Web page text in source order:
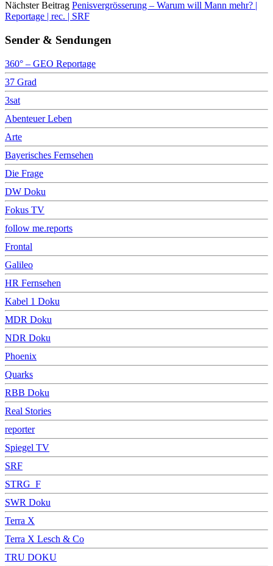
Nächster Beitrag Penisvergrösserung – Warum will Mann mehr? |
Reportage | rec. | SRF
Sender & Sendungen
360° – GEO Reportage
37 Grad
3sat
Abenteuer Leben
Arte
Bayerisches Fernsehen
Die Frage
DW Doku
Fokus TV
follow me.reports
Frontal
Galileo
HR Fernsehen
Kabel 1 Doku
MDR Doku
NDR Doku
Phoenix
Quarks
RBB Doku
Real Stories
reporter
Spiegel TV
SRF
STRG_F
SWR Doku
Terra X
Terra X Lesch & Co
TRU DOKU